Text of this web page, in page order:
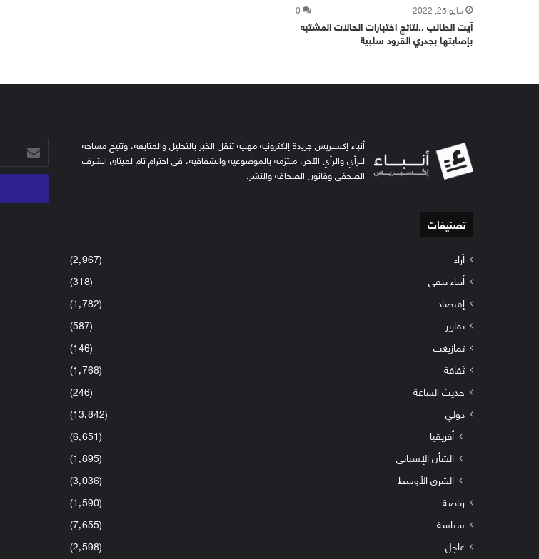
مايو 25, 2022 0
آيت الطالب ..نتائج اختبارات الحالات المشتبه
بإصابتها بجدري القرود سلبية
أنباء إكسبريس جريدة إلكترونية مهنية تنقل الخبر بالتحليل والمتابعة، وتتيح مساحة
للرأي والرأي الآخر، ملتزمة بالموضوعية والشفافية، في احترام تام لميثاق الشرف
الصحفي وقانون الصحافة والنشر.
تصنيفات
آراء
(2٬967)
أنباء تيفي
(318)
إقتصاد
(1٬782)
تقارير
(587)
تمازيغت
(146)
ثقافة
(1٬768)
حديث الساعة
(246)
دولي
(13٬842)
أفريقيا
(6٬651)
الشأن الإسباني
(1٬895)
الشرق الأوسط
(3٬036)
رياضة
(1٬590)
سياسة
(7٬655)
عاجل
(2٬598)
أدخل
بريدك
الإلكتروني